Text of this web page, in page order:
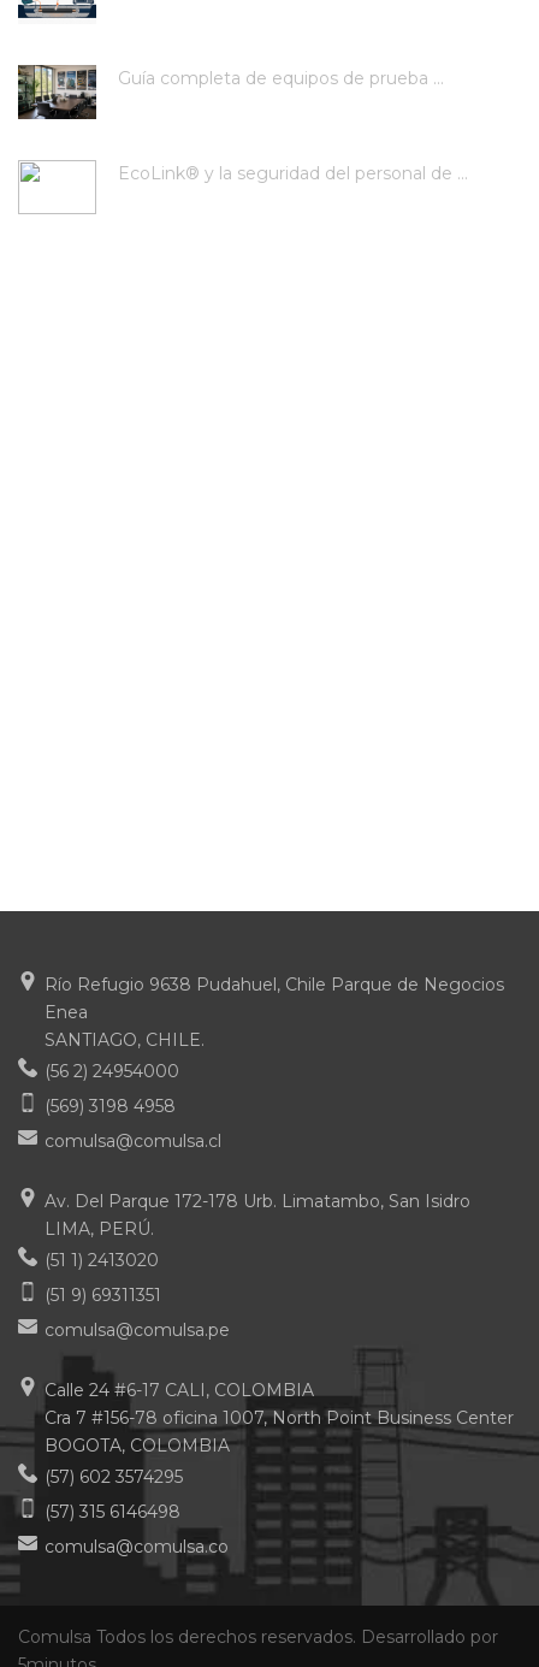
Guía completa de equipos de prueba ...
EcoLink® y la seguridad del personal de ...
Río Refugio 9638 Pudahuel, Chile Parque de Negocios
Enea
SANTIAGO, CHILE.
(56 2) 24954000
(569) 3198 4958
comulsa@comulsa.cl
Av. Del Parque 172-178 Urb. Limatambo, San Isidro
LIMA, PERÚ.
(51 1) 2413020
(51 9) 69311351
comulsa@comulsa.pe
Calle 24 #6-17 CALI, COLOMBIA
Cra 7 #156-78 oficina 1007, North Point Business Center
BOGOTA, COLOMBIA
(57) 602 3574295
(57) 315 6146498
comulsa@comulsa.co
Comulsa Todos los derechos reservados. Desarrollado por